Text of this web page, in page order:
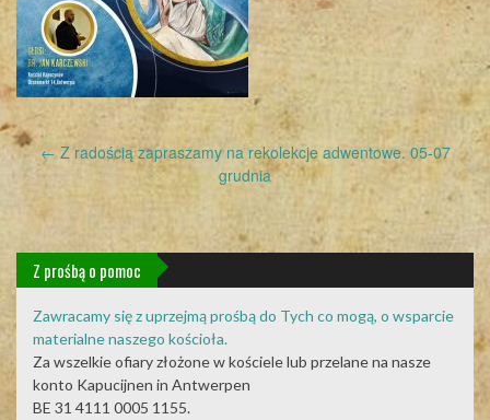
Post
navigation
← Z radością zapraszamy na rekolekcje adwentowe. 05-07
grudnia
Z prośbą o pomoc
Zawracamy się z uprzejmą prośbą do Tych co mogą, o wsparcie
materialne naszego kościoła.
Za wszelkie ofiary złożone w kościele lub przelane na nasze
konto Kapucijnen in Antwerpen
BE 31 4111 0005 1155.